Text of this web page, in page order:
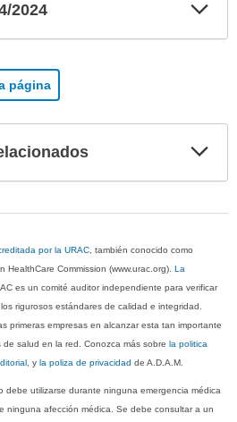
2024
página
por la URAC, también conocido como
HealthCare Commission (www.urac.org). La
es un comité auditor independiente para verificar
rigurosos estándares de calidad e integridad.
primeras empresas en alcanzar esta tan importante
de salud en la red. Conozca más sobre la politica
, y la poliza de privacidad de A.D.A.M.
debe utilizarse durante ninguna emergencia médica
ninguna afección médica. Se debe consultar a un